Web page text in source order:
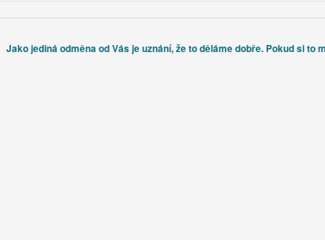
Jako jediná odměna od Vás je uznání, že to děláme dobře. Pokud si to